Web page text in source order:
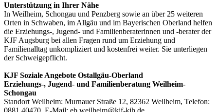
Unterstützung in Ihrer Nähe
In Weilheim, Schongau und Penzberg sowie an über 25 weiteren
Orten in Schwaben, im Allgäu und im Bayerischen Oberland helfen
die Erziehungs-, Jugend- und Familienberaterinnen und -berater der
KJF Augsburg bei allen Fragen rund um Erziehung und
Familienalltag unkompliziert und kostenfrei weiter. Sie unterliegen
der Schweigepflicht.
KJF Soziale Angebote Ostallgäu-Oberland
Erziehungs-, Jugend- und Familienberatung Weilheim-
Schongau
Standort Weilheim: Murnauer Straße 12, 82362 Weilheim, Telefon:
0881 40470, E-Mail: eb.weilheim@kjf-kjh.de.